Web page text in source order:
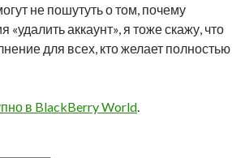
не пошутуть о том, почему
аккаунт»​​, я тоже скажу, что
для всех, кто желает полностью
в BlackBerry World.